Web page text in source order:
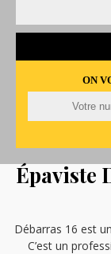
ON
Épaviste
Débarras 16 est
C’est un